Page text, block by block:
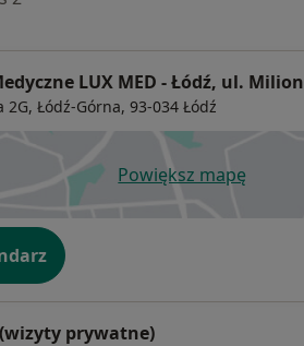
LUX MED - Łódź, ul.
2G, Łódź-Górna, 93-034 Łódź
Powiększ mapę
otwiera się w
prywatne)